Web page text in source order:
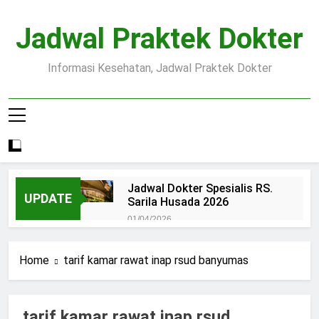
content
Jadwal Praktek Dokter
Informasi Kesehatan, Jadwal Praktek Dokter
UPDATE
Jadwal Dokter Spesialis RS.
Sarila Husada 2026
01/04/2026
15/07/2025
Pendaftaran Pasien BPJS
15/07/2025
Home tarif kamar rawat inap rsud banyumas